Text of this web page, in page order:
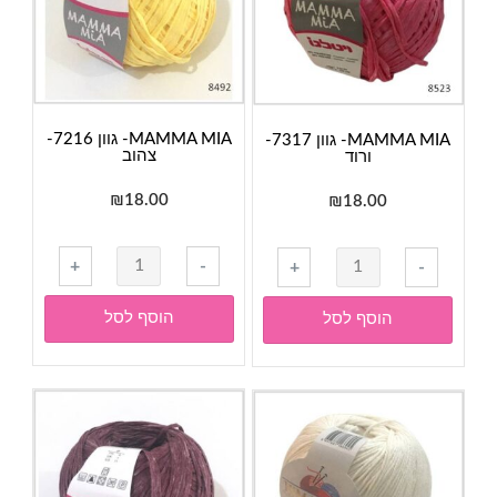
אפור
לבן
MAMMA MIA- גוון 7216-
צהוב
₪18.00
-
כמות
של
MAMMA
MIA-
גוון
7216-
צהוב
+
הוסף לסל
MAMMA MIA- גוון 7317-
ורוד
₪18.00
-
כמות
של
MAMMA
MIA-
גוון
7317-
ורוד
+
הוסף לסל